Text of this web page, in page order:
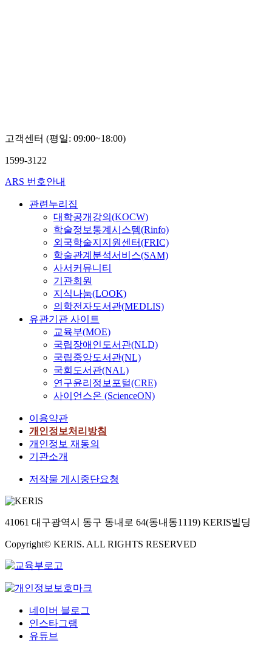
고객센터 (평일: 09:00~18:00)
1599-3122
ARS 번호안내
관련누리집
대학공개강의(KOCW)
학술정보통계시스템(Rinfo)
외국학술지지원센터(FRIC)
학술관계분석서비스(SAM)
사서커뮤니티
기관회원
지식나눔(LOOK)
의학전자도서관(MEDLIS)
유관기관 사이트
교육부(MOE)
국립장애인도서관(NLD)
국립중앙도서관(NL)
국회도서관(NAL)
연구윤리정보포털(CRE)
사이언스온 (ScienceON)
이용약관
개인정보처리방침
개인정보 재동의
기관소개
저작물 게시중단요청
41061 대구광역시 동구 동내로 64(동내동1119) KERIS빌딩
Copyright© KERIS. ALL RIGHTS RESERVED
네이버 블로그
인스타그램
유튜브